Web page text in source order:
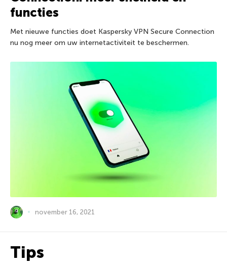
functies
Met nieuwe functies doet Kaspersky VPN Secure Connection
nu nog meer om uw internetactiviteit te beschermen.
november 16, 2021
Tips